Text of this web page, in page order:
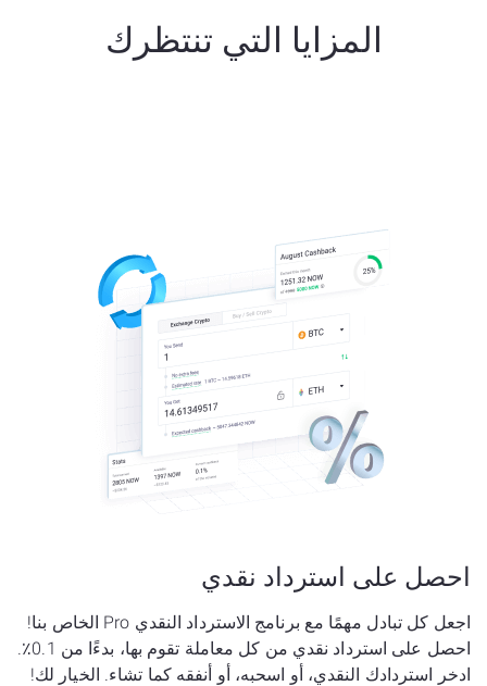
المزايا التي تنتظرك
احصل على استرداد نقدي
اجعل كل تبادل مهمًا مع برنامج الاسترداد النقدي Pro الخاص بنا!
احصل على استرداد نقدي من كل معاملة تقوم بها، بدءًا من 0.1٪.
ادخر استردادك النقدي، أو اسحبه، أو أنفقه كما تشاء. الخيار لك!